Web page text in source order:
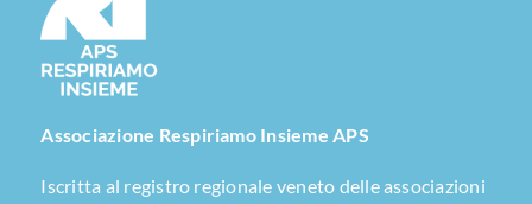
Associazione Respiriamo Insieme APS
Iscritta al registro regionale veneto delle associazioni